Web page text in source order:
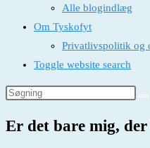
Alle blogindlæg
Om Tyskofyt
Privatlivspolitik og
Toggle website search
Er det bare mig,